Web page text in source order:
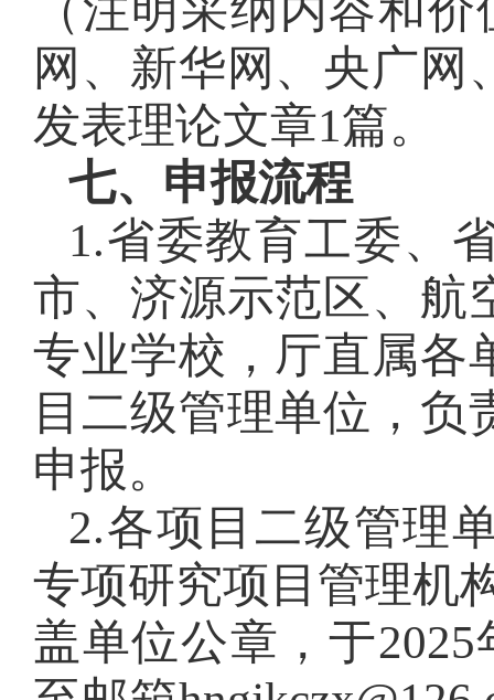
（注明采纳内容和
网、新华网、央广网
发表理论文章1篇。
七、申报流程
1.省委教育工委、
市、济源示范区、航
专业学校，厅直属各
目二级管理单位，
申报。
2.各项目二级管理
专项研究项目管理机
盖单位公章，于